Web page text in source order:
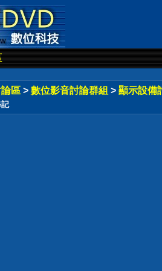
區 > 數位影音討論群組 > 顯示設備